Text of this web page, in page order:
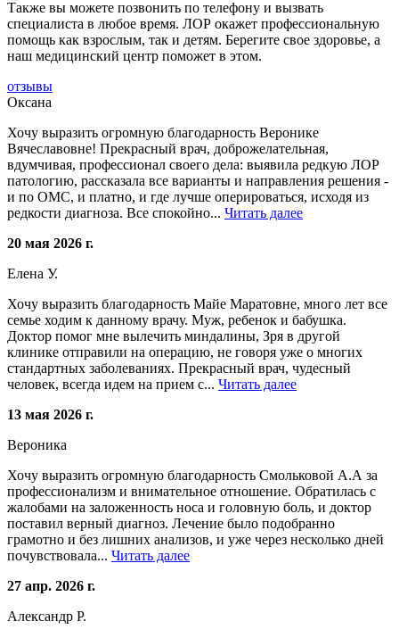
Также вы можете позвонить по телефону и вызвать
специалиста в любое время. ЛОР окажет профессиональную
помощь как взрослым, так и детям. Берегите свое здоровье, а
наш медицинский центр поможет в этом.
отзывы
Оксана
Хочу выразить огромную благодарность Веронике
Вячеславовне! Прекрасный врач, доброжелательная,
вдумчивая, профессионал своего дела: выявила редкую ЛОР
патологию, рассказала все варианты и направления решения -
и по ОМС, и платно, и где лучше оперироваться, исходя из
редкости диагноза. Все спокойно... Читать далее
20 мая 2026 г.
Елена У.
Хочу выразить благодарность Майе Маратовне, много лет все
семье ходим к данному врачу. Муж, ребенок и бабушка.
Доктор помог мне вылечить миндалины, Зря в другой
клинике отправили на операцию, не говоря уже о многих
стандартных заболеваниях. Прекрасный врач, чудесный
человек, всегда идем на прием с... Читать далее
13 мая 2026 г.
Вероника
Хочу выразить огромную благодарность Смольковой А.А за
профессионализм и внимательное отношение. Обратилась с
жалобами на заложенность носа и головную боль, и доктор
поставил верный диагноз. Лечение было подобранно
грамотно и без лишних анализов, и уже через несколько дней
почувствовала... Читать далее
27 апр. 2026 г.
Александр Р.